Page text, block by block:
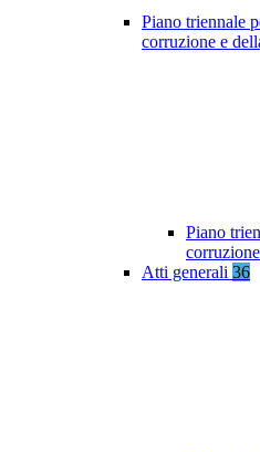
Piano triennale
corruzione e
Piano
Atti generali 36